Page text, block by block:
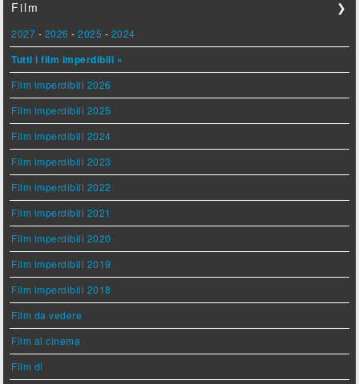
Film ❯
2027 - 2026 -2025 - 2024
Tutti i film imperdibili »
Film imperdibili 2026
Film imperdibili 2025
Film imperdibili 2024
Film imperdibili 2023
Film imperdibili 2022
Film imperdibili 2021
Film imperdibili 2020
Film imperdibili 2019
Film imperdibili 2018
Film da vedere
Film al cinema
Film di